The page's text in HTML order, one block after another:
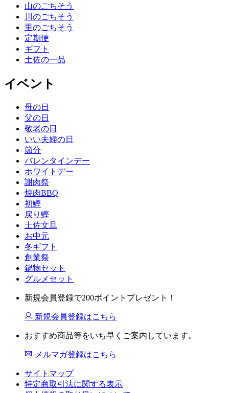
山のごちそう
川のごちそう
里のごちそう
定期便
ギフト
土佐の一品
イベント
母の日
父の日
敬老の日
いい夫婦の日
節分
バレンタインデー
ホワイトデー
謝肉祭
焼肉BBQ
初鰹
戻り鰹
土佐文旦
お中元
冬ギフト
創業祭
鍋物セット
グルメセット
新規会員登録で200ポイントプレゼント！
新規会員登録はこちら
おすすめ商品等をいち早くご案内しています。
メルマガ登録はこちら
サイトマップ
特定商取引法に関する表示